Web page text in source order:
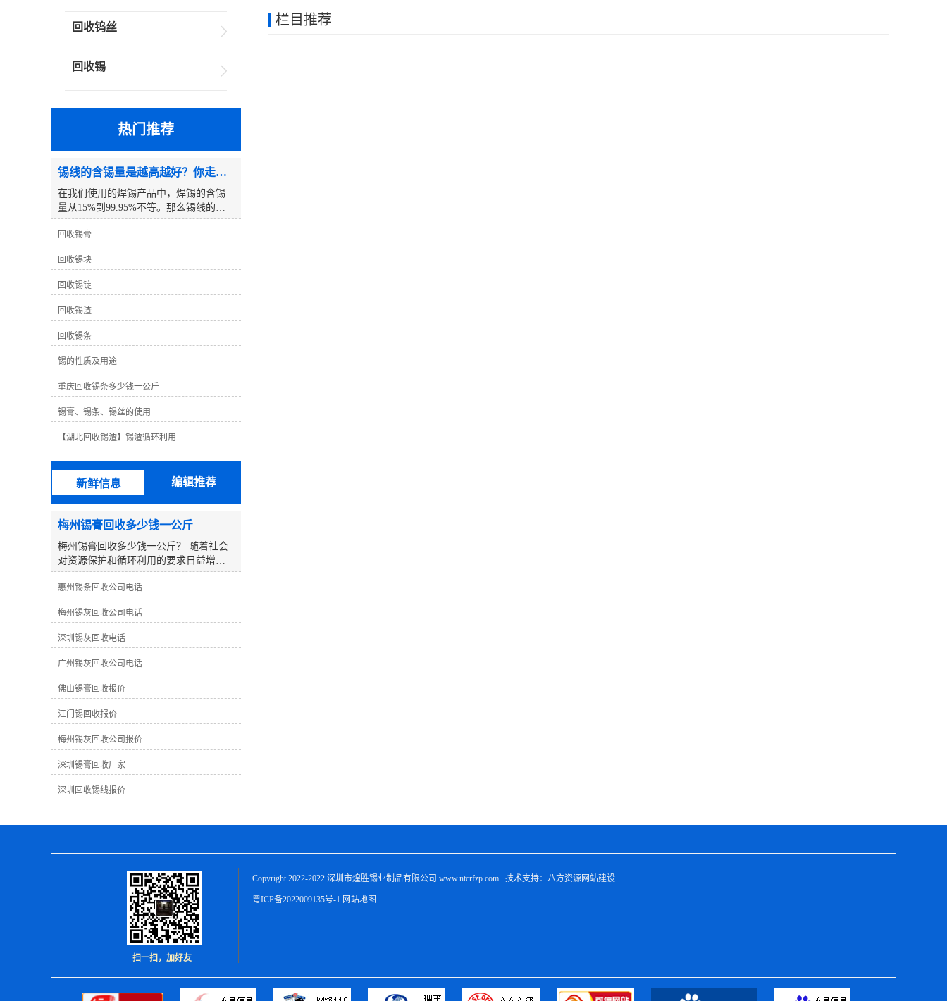
栏目推荐
回收钨丝
回收锡
热门推荐
锡线的含锡量是越高越好？你走进了误区！
在我们使用的焊锡产品中，焊锡的含锡
量从15%到99.95%不等。那么锡线的含
锡量越高越好吗？以下是一个例子:众所
周知，锡线分为铅锡线和无铅锡线，但
63度锡线。除了这条63度的锡线，其他
锡线的度数都是5倍。为什么63度的锡线
不设置为65度？为什么没有比63度高的
铅锡线？例如，70度 、75度 、80度等。
事实上，真相是这样的：63度锡线是铅
与锡的良好比例，其熔点达到较低的183
度℃。为什么没有比63度高的铅锡线
呢？这个问题要简单得多，因为锡的价
锡线的高度不仅昂贵，而且锡线不如63
度好。对于无铅锡线，锡线含量为99.3%
铜0.7%，其他锡线含有银锡线、低温锡
线等。这些锡线需要生产研发，以达到
其他传统无铅锡线无法达到的效果。例
如，低温锡线含锡量为42%。虽然低温锡
线的焊接效果不是很好，但其熔点仅为
138℃，某些部件在焊接过程中不能承受
高温而烧坏。但其焊点相对脆弱，传统
无铅锡线焊接良好，但熔点高达217℃。
这是不可替代的，所以没有可比性。从
以上可以看出，锡的含量并不完全决定
锡丝的焊接效果，选择合适的锡丝是好
的焊丝。
回收锡膏
回收锡块
回收锡锭
回收锡渣
回收锡条
锡的性质及用途
重庆回收锡条多少钱一公斤
锡膏、锡条、锡丝的使用
【湖北回收锡渣】锡渣循环利用
新鲜信息 编辑推荐
梅州锡膏回收多少钱一公斤
梅州锡膏回收多少钱一公斤？ 随着社会
对资源保护和循环利用的要求日益增
加，废弃物的再生利用显得尤为重要。
在电子制造行业中，锡膏是一种重要的
有益环保的行为。那么在梅州地区，回
收一公斤锡膏可以获得怎样的报价呢？
**，要了解在回收行业中，锡膏的回收
价格受到多方面因素的影响： 1. **锡膏
纯度**：回收的锡膏纯度越高，市场**
越高。因为高纯度的锡膏可以更好地加
工再利用。在回收过程中，提取出的纯
锡数量也会影响终的回收价格。 2. **市
影响回收价格。如果市场上对锡膏的需
求量大，则回收价格可能会相应上涨；
反之，需求不足时价格可能较为稳定或
下跌。 3. ****市场价格**：锡是一种有
**市场的金属，其价格会受到**市场价
内回收价格也可能会随之提高。 在梅州
成本等因素，锡膏的回收价格可能会有
所不同。通常情况下，一般工业废锡膏
的回收价格在每公斤几元至十几元不
等，具体价格还需根据实际情况而定。
作为一家致力于锡膏回收的公司，我们
深知锡膏回收对环境保护和资源可持续
利用的重要性。我们公司拥有专业的回
收团队和先进的回收设备，可以为您提
处理的个人，都欢迎与我们联系，我们
惠州锡条回收公司电话
梅州锡灰回收公司电话
深圳锡灰回收电话
广州锡灰回收公司电话
佛山锡膏回收报价
江门锡回收报价
梅州锡灰回收公司报价
深圳锡膏回收厂家
深圳回收锡线报价
扫一扫，加好友
Copyright 2022-2022 深圳市煌胜锡业制品有限公司 www.ntcrfzp.com   技术支持：八方资源网站建设
粤ICP备2022009135号-1 网站地图